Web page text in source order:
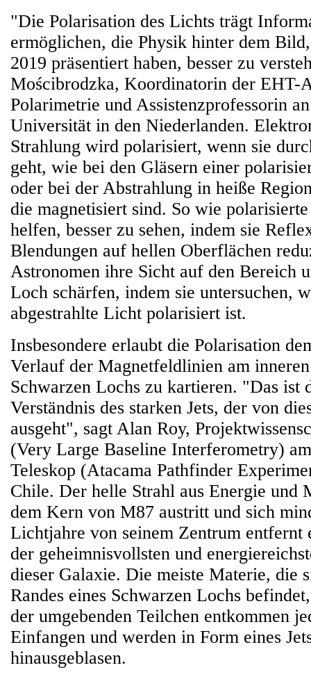
"Die Polarisation des Lichts trägt
ermöglichen, die Physik hinter dem
2019 präsentiert haben, besser zu
Mościbrodzka, Koordinatorin der EHT-
Polarimetrie und Assistenzprofessorin
Universität in den Niederlanden.
Strahlung wird polarisiert, wenn sie
geht, wie bei den Gläsern einer
oder bei der Abstrahlung in heiße
die magnetisiert sind. So wie
helfen, besser zu sehen, indem sie
Blendungen auf hellen Oberflächen
Astronomen ihre Sicht auf den Bereich
Loch schärfen, indem sie untersuchen,
abgestrahlte Licht polarisiert ist.
Insbesondere erlaubt die Polarisation
Verlauf der Magnetfeldlinien am
Schwarzen Lochs zu kartieren. "Das ist
Verständnis des starken Jets, der von
ausgeht", sagt Alan Roy,
(Very Large Baseline Interferometry)
Teleskop (Atacama Pathfinder
Chile. Der helle Strahl aus Energie und
dem Kern von M87 austritt und sich
Lichtjahre von seinem Zentrum entfernt
der geheimnisvollsten und
dieser Galaxie. Die meiste Materie, die
Randes eines Schwarzen Lochs
der umgebenden Teilchen entkommen
Einfangen und werden in Form eines
hinausgeblasen.